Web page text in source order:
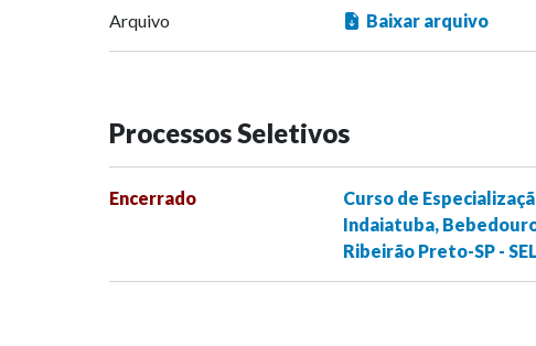
Arquivo Baixar arquivo
Processos Seletivos
Encerrado
Curso de
Indaiatuba,
Ribeirão Preto-SP -